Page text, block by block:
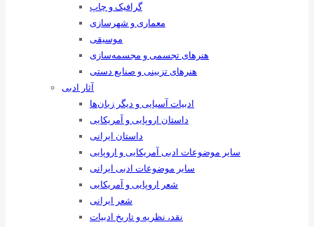
گرافیک و چاپ
معماری و شهرسازی
موسیقی
هنرهای ‌تجسمی و مجسمه‌سازی
هنرهای تزیینی و صنایع ‌دستی
آثار ادبی
ادبیات آسیایی و دیگر زبان‌ها
داستان اروپایی و آمریکایی
داستان ایرانی
سایر موضوعات ادبی آمریکایی و اروپایی
سایر موضوعات ادبی ایرانی
شعر اروپایی و آمریکایی
شعر ایرانی
نقد، نظریه و تاریخ ادبیات